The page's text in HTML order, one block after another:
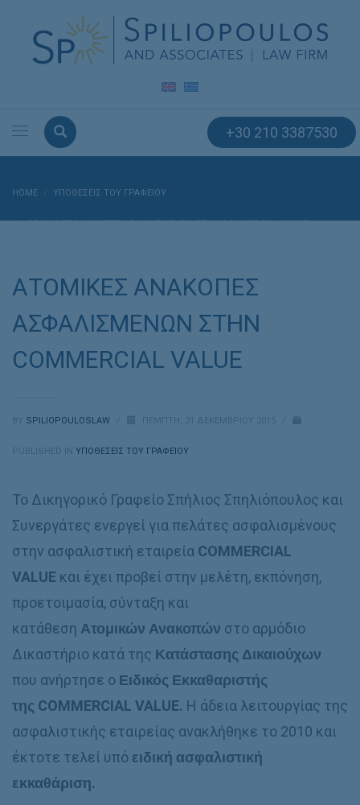
+30 210 3387530
HOME ΥΠΟΘΈΣΕΙΣ ΤΟΥ ΓΡΑΦΕΊΟΥ
ΑΤΟΜΙΚΕΣ ΑΝΑΚΟΠΕΣ ΑΣΦΑΛΙΣΜΕΝΩΝ ΣΤΗΝ COMMERCIAL VALUE
ΑΤΟΜΙΚΕΣ ΑΝΑΚΟΠΕΣ
ΑΣΦΑΛΙΣΜΕΝΩΝ ΣΤΗΝ
COMMERCIAL VALUE
BY SPILIOPOULOSLAW ΠΈΜΠΤΗ, 31 ΔΕΚΕΜΒΡΊΟΥ 2015
PUBLISHED IN ΥΠΟΘΈΣΕΙΣ ΤΟΥ ΓΡΑΦΕΊΟΥ
Το Δικηγορικό Γραφείο Σπήλιος Σπηλιόπουλος και
Συνεργάτες ενεργεί για πελάτες ασφαλισμένους
στην ασφαλιστική εταιρεία COMMERCIAL
VALUE και έχει προβεί στην μελέτη, εκπόνηση,
προετοιμασία, σύνταξη και
κατάθεση Ατομικών Ανακοπών στο αρμόδιο
Δικαστήριο κατά της Κατάστασης Δικαιούχων
που ανήρτησε ο Ειδικός Εκκαθαριστής
της COMMERCIAL VALUE. Η άδεια λειτουργίας της
ασφαλιστικής εταιρείας ανακλήθηκε το 2010 και
έκτοτε τελεί υπό ειδική ασφαλιστική
εκκαθάριση.